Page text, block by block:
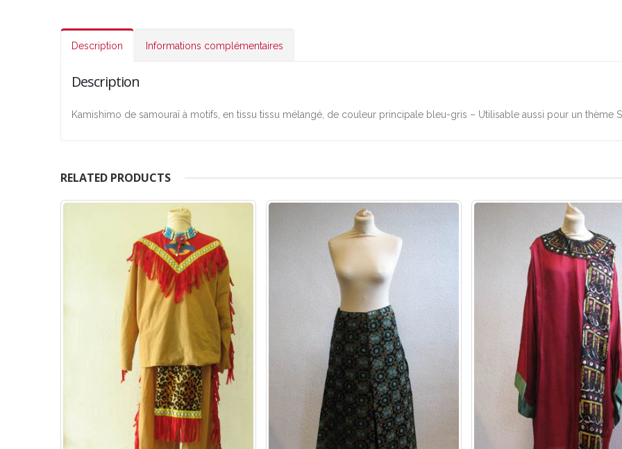
Description Informations complémentaires
Description
Kamishimo de samouraï à motifs, en tissu tissu mélangé, de couleur principale bleu-gris – Utilisable aussi pour un thème
RELATED PRODUCTS